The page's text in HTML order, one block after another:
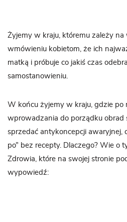
Żyjemy w kraju, któremu zależy na
wmówieniu kobietom, że ich
matką i próbuje co jakiś czas
samostanowieniu.
W końcu żyjemy w kraju, gdzie po
wprowadzania do porządku obrad
sprzedać antykoncepcji awaryjnej,
po” bez recepty. Dlaczego? Wie o
Zdrowia, które na swojej stronie
wypowiedź: